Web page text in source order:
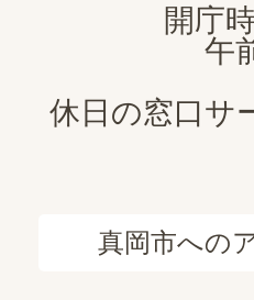
開庁
午
休日の窓口サ
真岡市への